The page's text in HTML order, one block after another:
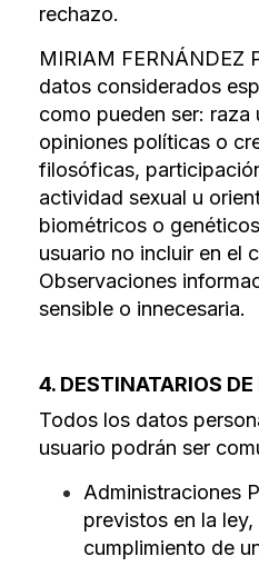
rechazo.
MIRIAM FERNÁNDEZ
datos considerados
como pueden ser: raza
opiniones políticas o
filosóficas,
actividad sexual u
biométricos o
usuario no incluir en el
Observaciones
sensible o innecesaria.
4. DESTINATARIOS DE
Todos los datos
usuario podrán ser
Administraciones
previstos en la
cumplimiento de